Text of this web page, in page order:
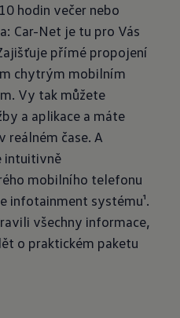
hodin večer nebo
Car-Net je tu pro Vás
přímé propojení
chytrým mobilním
Vy tak můžete
a aplikace a máte
čase. A
intuitivně
mobilního telefonu
infotainment systému¹.
všechny informace,
o praktickém paketu